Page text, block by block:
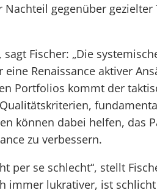
gegenüber
Fischer: „Die
Renaissance aktiver
Portfolios kommt der
können dabei helfen, das
zu verbessern.
per se schlecht“, stellt
immer lukrativer, ist